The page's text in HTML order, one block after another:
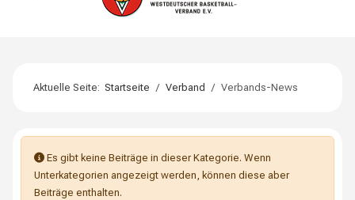
Aktuelle Seite:Startseite Verband Verbands-News
Information
Es gibt keine Beiträge in dieser Kategorie. Wenn
Unterkategorien angezeigt werden, können diese aber
Beiträge enthalten.